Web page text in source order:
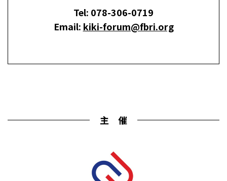
Tel: 078-306-0719
Email: kiki-forum@fbri.org
主 催